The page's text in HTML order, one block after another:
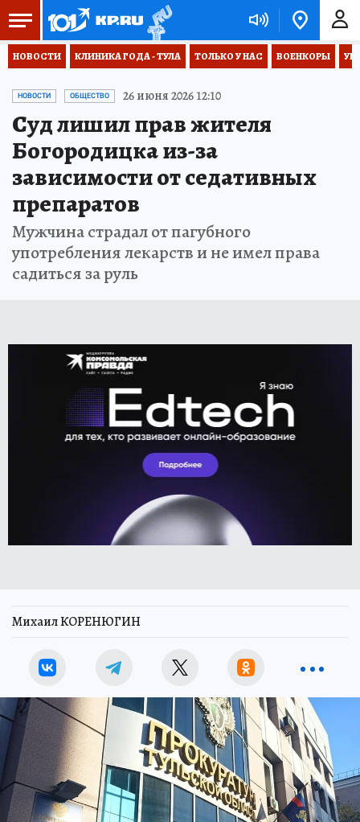
НОВОСТИ КЛИНИКА ГОДА - ТУЛА ТОЛЬКО У НАС ВОЕНКОРЫ
НОВОСТИ ОБЩЕСТВО 26 июня 2026 12:10
Суд лишил прав жителя
Богородицка из-за
зависимости от седативных
препаратов
Мужчина страдал от пагубного
употребления лекарств и не имел права
садиться за руль
Михаил КОРЕНЮГИН